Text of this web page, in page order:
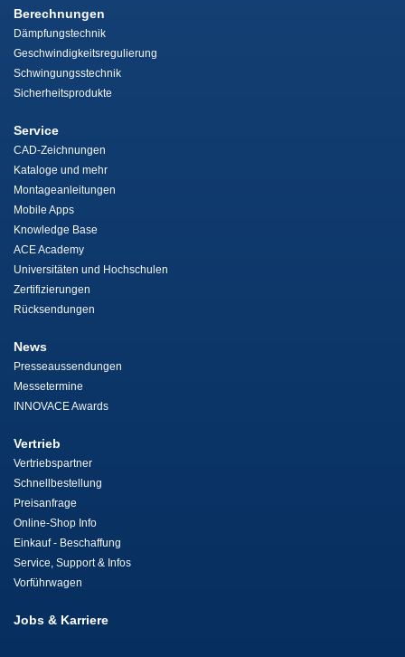
Berechnungen
Dämpfungstechnik
Geschwindigkeitsregulierung
Schwingungsstechnik
Sicherheitsprodukte
Service
CAD-Zeichnungen
Kataloge und mehr
Montageanleitungen
Mobile Apps
Knowledge Base
ACE Academy
Universitäten und Hochschulen
Zertifizierungen
Rücksendungen
News
Presseaussendungen
Messetermine
INNOVACE Awards
Vertrieb
Vertriebspartner
Schnellbestellung
Preisanfrage
Online-Shop Info
Einkauf - Beschaffung
Service, Support & Infos
Vorführwagen
Jobs & Karriere